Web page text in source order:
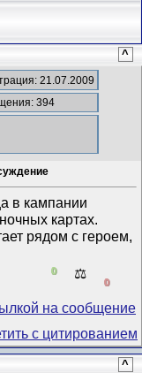
^
21.07.2009
394
в кампании
картах.
рядом с героем,
0 ⚖️
0
^